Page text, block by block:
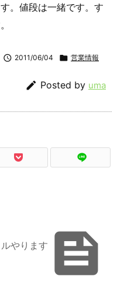
。値段は一緒です。す
 2011/06/04  営業情報
 Posted by uma

やります